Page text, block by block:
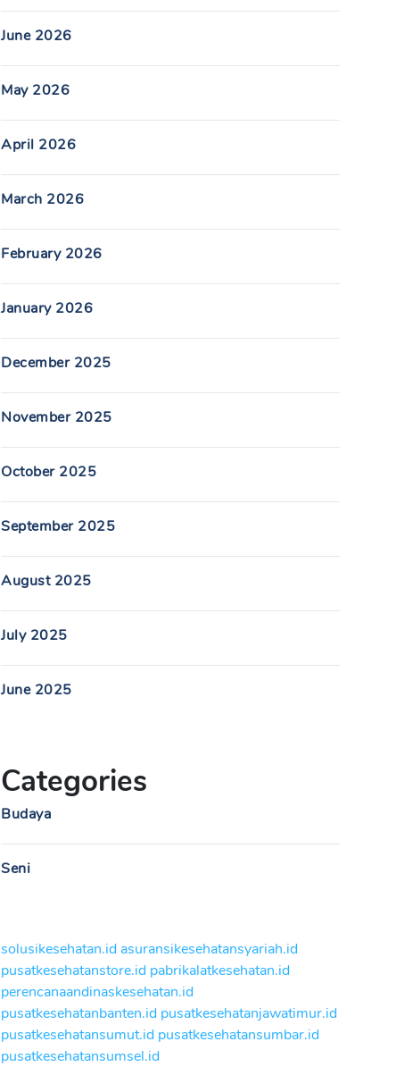
June 2026
May 2026
April 2026
March 2026
February 2026
January 2026
December 2025
November 2025
October 2025
September 2025
August 2025
July 2025
June 2025
Categories
Budaya
Seni
solusikesehatan.id asuransikesehatansyariah.id
pusatkesehatanstore.id pabrikalatkesehatan.id
perencanaandinaskesehatan.id
pusatkesehatanbanten.id pusatkesehatanjawatimur.id
pusatkesehatansumut.id pusatkesehatansumbar.id
pusatkesehatansumsel.id